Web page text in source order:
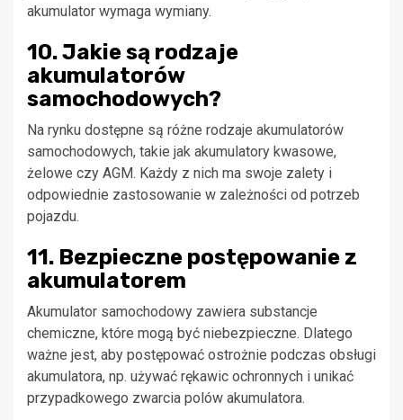
akumulator wymaga wymiany.
10. Jakie są rodzaje
akumulatorów
samochodowych?
Na rynku dostępne są różne rodzaje akumulatorów
samochodowych, takie jak akumulatory kwasowe,
żelowe czy AGM. Każdy z nich ma swoje zalety i
odpowiednie zastosowanie w zależności od potrzeb
pojazdu.
11. Bezpieczne postępowanie z
akumulatorem
Akumulator samochodowy zawiera substancje
chemiczne, które mogą być niebezpieczne. Dlatego
ważne jest, aby postępować ostrożnie podczas obsługi
akumulatora, np. używać rękawic ochronnych i unikać
przypadkowego zwarcia polów akumulatora.